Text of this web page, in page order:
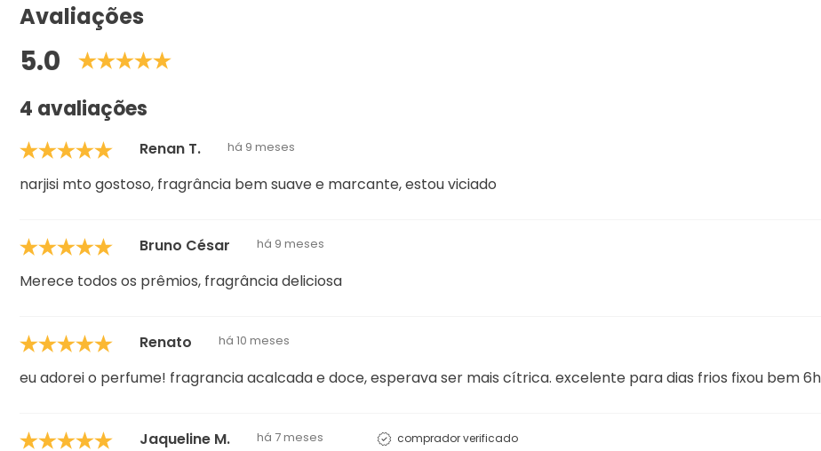
Avaliações
5.0
4 avaliações
Renan T. há 9 meses
narjisi mto gostoso, fragrância bem suave e marcante, estou viciado
Bruno César há 9 meses
Merece todos os prêmios, fragrância deliciosa
Renato há 10 meses
eu adorei o perfume! fragrancia acalcada e doce, esperava ser mais cítrica. excelente para dias frios fixou bem
Jaqueline M. há 7 meses comprador verificado